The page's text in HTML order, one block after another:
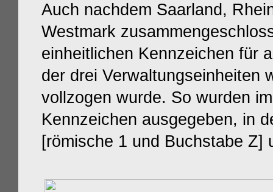
Auch nachdem Saarland,
Westmark
einheitlichen Kennzeichen für
der drei Verwaltungseinheiten
vollzogen wurde. So wurden
Kennzeichen ausgegeben, in
[römische 1 und Buchstabe